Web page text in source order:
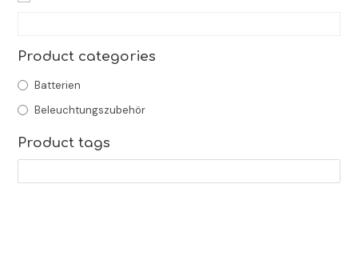
Product categories
Batterien
Beleuchtungszubehör
Product tags